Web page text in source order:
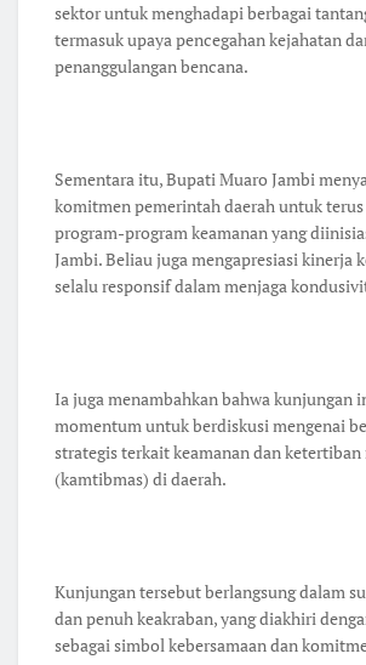
sektor untuk menghadapi berbagai
termasuk upaya pencegahan kejahatan
penanggulangan bencana.
Sementara itu, Bupati Muaro Jambi
komitmen pemerintah daerah untuk
program-program keamanan yang
Jambi. Beliau juga mengapresiasi kinerja
selalu responsif dalam menjaga
Ia juga menambahkan bahwa kunjungan
momentum untuk berdiskusi mengenai
strategis terkait keamanan dan ketertiban
(kamtibmas) di daerah.
Kunjungan tersebut berlangsung dalam
dan penuh keakraban, yang diakhiri
sebagai simbol kebersamaan dan